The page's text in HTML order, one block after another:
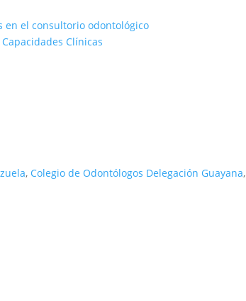
en el consultorio odontológico
Clínicas
, Colegio de Odontólogos Delegación Guayana,